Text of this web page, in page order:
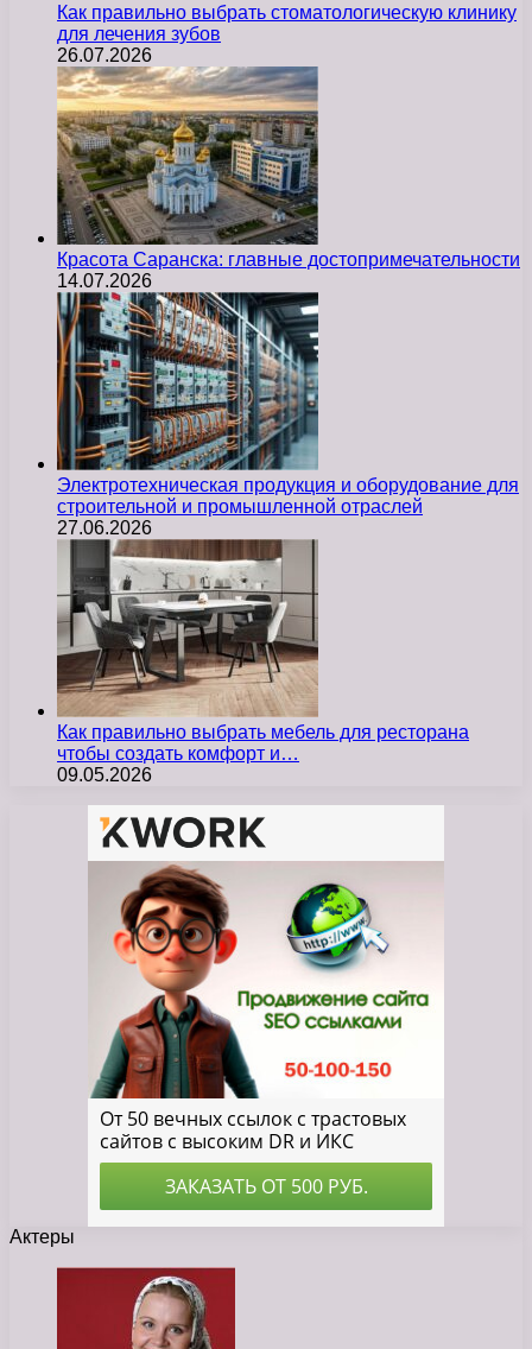
Как правильно выбрать стоматологическую клинику
для лечения зубов
26.07.2026
Красота Саранска: главные достопримечательности
14.07.2026
Электротехническая продукция и оборудование для
строительной и промышленной отраслей
27.06.2026
Как правильно выбрать мебель для ресторана
чтобы создать комфорт и…
09.05.2026
Актеры